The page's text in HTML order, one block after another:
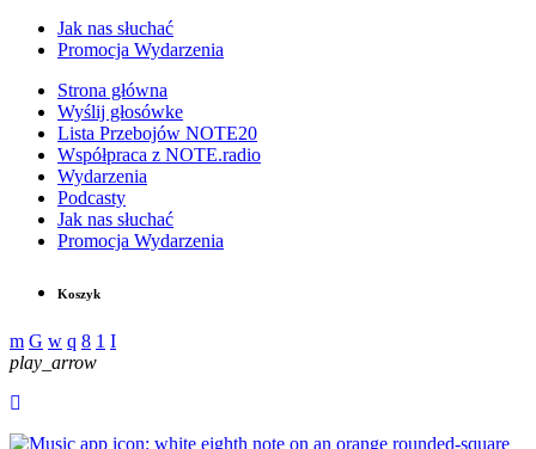
Jak nas słuchać
Promocja Wydarzenia
Strona główna
Wyślij głosówke
Lista Przebojów NOTE20
Współpraca z NOTE.radio
Wydarzenia
Podcasty
Jak nas słuchać
Promocja Wydarzenia
Koszyk
play_arrow